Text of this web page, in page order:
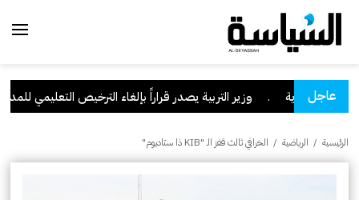
عاجل
السعودية وزير التربية يصدر قراراً بإلغاء الترخيص التعليمي للمدرسة
الرئيسية / الرياضية / الخرافي ثالث قفز الـ "KIB ذا ستاديوم"